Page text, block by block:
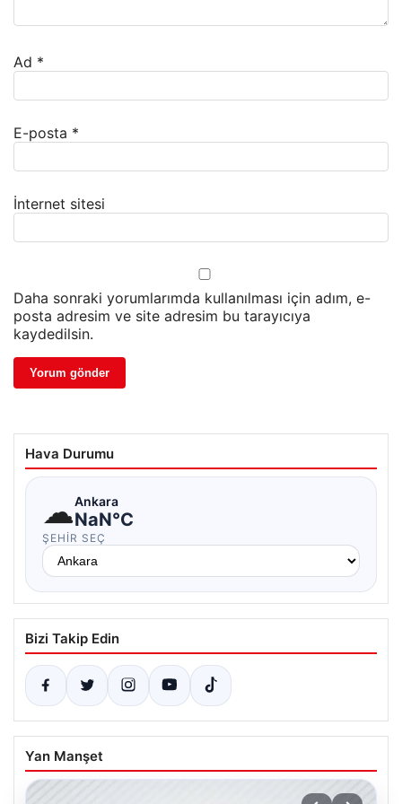
Ad *
E-posta *
İnternet sitesi
Daha sonraki yorumlarımda kullanılması için adım, e-
posta adresim ve site adresim bu tarayıcıya
kaydedilsin.
Hava Durumu
☁Ankara
NaN°C
ŞEHIR SEÇ
Bizi Takip Edin
Yan Manşet